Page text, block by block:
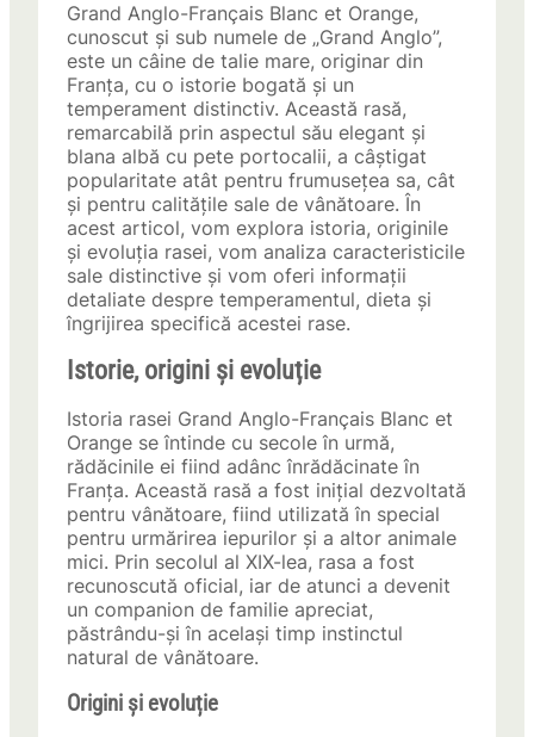
Grand Anglo-Français Blanc et Orange,
cunoscut și sub numele de „Grand Anglo”,
este un câine de talie mare, originar din
Franța, cu o istorie bogată și un
temperament distinctiv. Această rasă,
remarcabilă prin aspectul său elegant și
blana albă cu pete portocalii, a câștigat
popularitate atât pentru frumusețea sa, cât
și pentru calitățile sale de vânătoare. În
acest articol, vom explora istoria, originile
și evoluția rasei, vom analiza caracteristicile
sale distinctive și vom oferi informații
detaliate despre temperamentul, dieta și
îngrijirea specifică acestei rase.
Istorie, origini și evoluție
Istoria rasei Grand Anglo-Français Blanc et
Orange se întinde cu secole în urmă,
rădăcinile ei fiind adânc înrădăcinate în
Franța. Această rasă a fost inițial dezvoltată
pentru vânătoare, fiind utilizată în special
pentru urmărirea iepurilor și a altor animale
mici. Prin secolul al XIX-lea, rasa a fost
recunoscută oficial, iar de atunci a devenit
un companion de familie apreciat,
păstrându-și în același timp instinctul
natural de vânătoare.
Origini și evoluție